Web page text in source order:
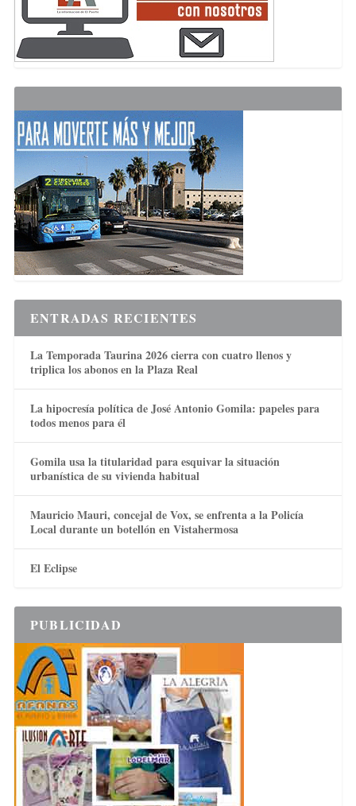
ENTRADAS RECIENTES
La Temporada Taurina 2026 cierra con cuatro llenos y
triplica los abonos en la Plaza Real
La hipocresía política de José Antonio Gomila: papeles para
todos menos para él
Gomila usa la titularidad para esquivar la situación
urbanística de su vivienda habitual
Mauricio Mauri, concejal de Vox, se enfrenta a la Policía
Local durante un botellón en Vistahermosa
El Eclipse
PUBLICIDAD